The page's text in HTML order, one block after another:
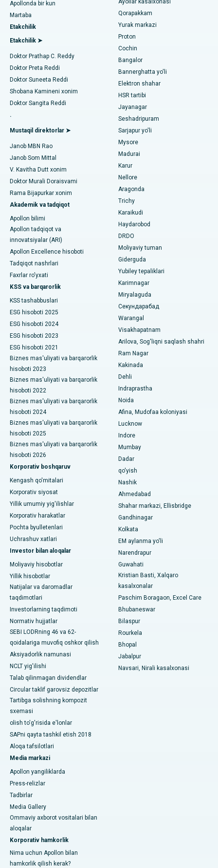
Urologni toping
Diabetologni toping
Ginekologni toping
Umumiy shifokorni toping
Psixologni toping
Umumiy jarrohni toping
Kotturpuram, Chennai shahridagi eng yaxshi shifoxona
Kovai yo'lidagi eng yaxshi kasalxona, Karur
Karapakkam, Chennaydagi eng yaxshi shifoxona
Arilova, Vizagdagi eng yaxshi shifoxona
Kanpur yo'lidagi eng yaxshi kasalxona, Laknau
Noida shtatidagi 26-sektordagi eng yaxshi shifoxona
Gandhinagar, Ahmedabaddagi eng yaxshi shifoxona
Aragonda, Andhra Pradeshdagi eng yaxshi shifoxona
Bannerghatta yo'lidagi eng yaxshi kasalxona, Bangalor
Bhubaneswardagi 15-bo'limdagi eng yaxshi kasalxona
Bilaspurdagi Seepat yo'lidagi eng yaxshi kasalxona
Ahmedabaddagi Ellisbridge shahridagi eng yaxshi shifoxona
Nyu-Dehlidagi eng yaxshi shifoxona
DRDO, Haydaroboddagi eng yaxshi shifoxona
GS Road, Guwahati shahridagi eng yaxshi kasalxona
Hyderguda, Haydaroboddagi eng yaxshi shifoxona
Vijay Nagar, Indoredagi eng yaxshi shifoxona
Suryaraopeta Main Road, Kakinadadagi eng yaxshi kasalxona
Kalkutta shahridagi Kanal aylanma yo'lidagi eng yaxshi
shifoxona
CBD Belapur, Navi Mumbaydagi eng yaxshi shifoxona
Panchavati, Nashikdagi eng yaxshi shifoxona
Sekunderabad, Haydaroboddagi eng yaxshi shifoxona
Seshadripuramdagi eng yaxshi kasalxona, Bangalor
Waltair Main Road, Visakhapatnamdagi eng yaxshi shifoxona
Subhash Nagar yo'lidagi eng yaxshi kasalxona, Karimnagar
Managari, Karaikudi shahridagi eng yaxshi shifoxona
Arepally, Warangaldagi eng yaxshi shifoxona
Arera koloniyasidagi eng yaxshi kasalxona, Bhopal
Jayanagar, Bangalordagi eng yaxshi kasalxona
KK Nagar, Madurai shahridagi eng yaxshi shifoxona
Ramji Nagardagi eng yaxshi kasalxona, Nellore
19-sektordagi eng yaxshi shifoxona, Rourkela
Swargate, Pune shahridagi eng yaxshi shifoxona
Janubiy Dehlidagi eng yaxshi ayollar saraton kasalxonasi
Transkateter Aorta valfini almashtirish
MitraClip vana ta'mirlash
Kateterni yo'q qilish
ACL rekonstruksiya jarrohligi
Orqaga elkalarni almashtirish
Endometriya ablasyonu
Bachadon arteriyasi embolizatsiyasi
Tuxumdon sistektomiyasi
Ko'krak bezi saratoni operatsiyasi
Brakiterapiya
kolonoskopiya
Polipektomiya
Mulohaza miya stimulyatsiyasi
Peritoneal dializ
Buyrak biopsiyasi
Paratiroidektomiya
Seramika bilan umumiy tizzani almashtirish
ERCP
Apollonda bir kun
Martaba
Etakchilik
Etakchilik ➤
Doktor Prathap C. Reddy
Doktor Preta Reddi
Doktor Suneeta Reddi
Shobana Kamineni xonim
Doktor Sangita Reddi
.
Mustaqil direktorlar ➤
Janob MBN Rao
Janob Som Mittal
V. Kavitha Dutt xonim
Doktor Murali Doraisvami
Rama Bijapurkar xonim
Akademik va tadqiqot
Apollon bilimi
Apollon tadqiqot va
innovatsiyalar (ARI)
Apollon Excellence hisoboti
Tadqiqot nashrlari
Faxrlar ro'yxati
KSS va barqarorlik
KSS tashabbuslari
ESG hisoboti 2025
ESG hisoboti 2024
ESG hisoboti 2023
ESG hisoboti 2021
Biznes mas'uliyati va barqarorlik
hisoboti 2023
Biznes mas'uliyati va barqarorlik
hisoboti 2022
Biznes mas'uliyati va barqarorlik
hisoboti 2024
Biznes mas'uliyati va barqarorlik
hisoboti 2025
Biznes mas'uliyati va barqarorlik
hisoboti 2026
Korporativ boshqaruv
Kengash qo'mitalari
Korporativ siyosat
Yillik umumiy yig'ilishlar
Korporativ harakatlar
Pochta byulletenlari
Uchrashuv xatlari
Investor bilan aloqalar
Moliyaviy hisobotlar
Yillik hisobotlar
Natijalar va daromadlar
taqdimotlari
Investorlarning taqdimoti
Normativ hujjatlar
SEBI LODRning 46 va 62-
qoidalariga muvofiq oshkor qilish
Aksiyadorlik namunasi
NCLT yig'ilishi
Talab qilinmagan dividendlar
Circular taklif garovsiz depozitlar
Tartibga solishning kompozit
sxemasi
olish to'g'risida e'lonlar
SAPni qayta tashkil etish 2018
Aloqa tafsilotlari
Media markazi
Apollon yangiliklarda
Press-relizlar
Tadbirlar
Media Gallery
Ommaviy axborot vositalari bilan
aloqalar
Korporativ hamkorlik
Nima uchun Apollon bilan
hamkorlik qilish kerak?
Ayollar kasalxonasi
Qorapakkam
Yurak markazi
Proton
Cochin
Bangalor
Bannerghatta yo'li
Elektron shahar
HSR tartibi
Jayanagar
Seshadripuram
Sarjapur yo'li
Mysore
Madurai
Karur
Nellore
Aragonda
Trichy
Karaikudi
Haydarobod
DRDO
Moliyaviy tuman
Giderguda
Yubiley tepaliklari
Karimnagar
Miryalaguda
Секундарабад
Warangal
Visakhapatnam
Arilova, Sog'liqni saqlash shahri
Ram Nagar
Kakinada
Dehli
Indraprastha
Noida
Afina, Mudofaa koloniyasi
Lucknow
Indore
Mumbay
Dadar
qo'yish
Nashik
Ahmedabad
Shahar markazi, Ellisbridge
Gandhinagar
Kolkata
EM aylanma yo'li
Narendrapur
Guwahati
Kristian Basti, Xalqaro
kasalxonalar
Paschim Boragaon, Excel Care
Bhubaneswar
Bilaspur
Rourkela
Bhopal
Jabalpur
Navsari, Nirali kasalxonasi